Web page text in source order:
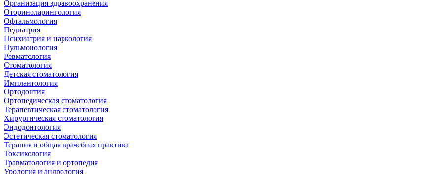
Организация здравоохранения
Оториноларингология
Офтальмология
Педиатрия
Психиатрия и наркология
Пульмонология
Ревматология
Стоматология
Детская стоматология
Имплантология
Ортодонтия
Ортопедическая стоматология
Терапевтическая стоматология
Хирургическая стоматология
Эндодонтология
Эстетическая стоматология
Терапия и общая врачебная практика
Токсикология
Травматология и ортопедия
Урология и андрология